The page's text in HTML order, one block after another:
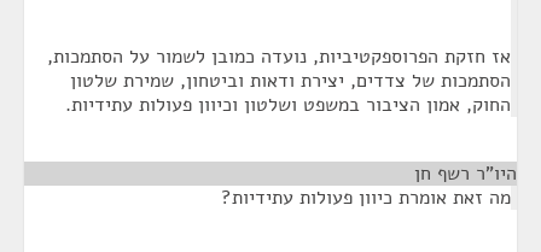
אז חזקת הפרוספקטיביות, נועדה כמובן לשמור על הסתמכות,
הסתמכות של צדדים, יצירת ודאות וביטחון, שמירת שלטון
החוק, אמון הציבור במשפט ושלטון וכיוון פעולות עתידיות.
היו"ר רשף חן
מה זאת אומרת כיוון פעולות עתידיות?